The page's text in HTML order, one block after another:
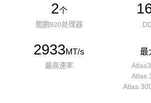
2个
鲲鹏920处理器
2933MT/s
最高速率
最
Atlas
Atlas